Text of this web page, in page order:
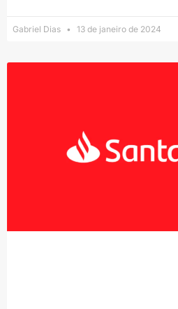
Gabriel Dias 13 de janeiro de 2024